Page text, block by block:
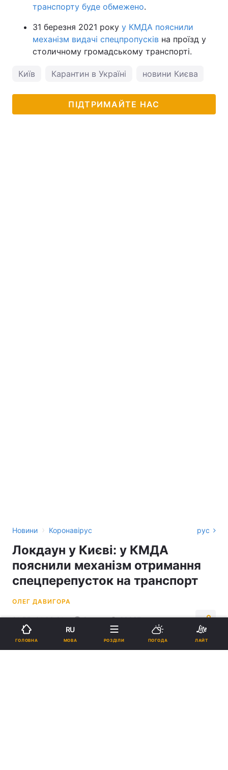
транспорту буде обмежено.
31 березня 2021 року у КМДА пояснили
механізм видачі спецпропусків на проїзд у
столичному громадському транспорті.
Київ Карантин в Україні новини Києва
ПІДТРИМАЙТЕ НАС
Новини › Коронавірус рус
Локдаун у Києві: у КМДА
пояснили механізм отримання
спецперепусток на транспорт
ОЛЕГ ДАВИГОРА
21:55, 31.03.21 2 хв. 23327
Підпишіться на нас в Google
ГОЛОВНА
RU
МОВА РОЗДІЛИ ПОГОДА ЛАЙТ